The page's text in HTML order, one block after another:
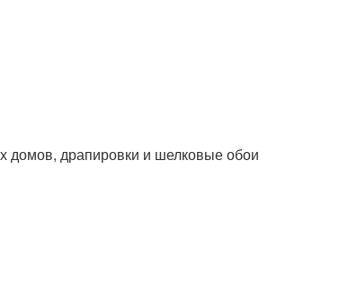
домов, драпировки и шелковые обои